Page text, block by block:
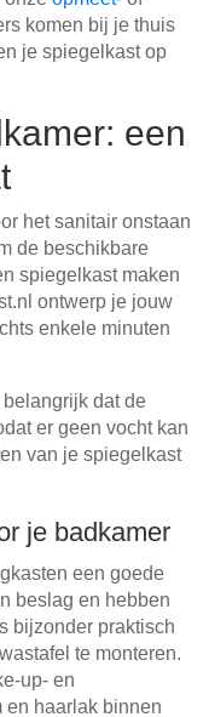
komen bij je thuis
je spiegelkast op
een
het sanitair onstaan
de beschikbare
spiegelkast maken
ontwerp je jouw
enkele minuten
dat de
er geen vocht kan
van je spiegelkast
je badkamer
een goede
beslag en hebben
bijzonder praktisch
te monteren.
up- en
en haarlak binnen